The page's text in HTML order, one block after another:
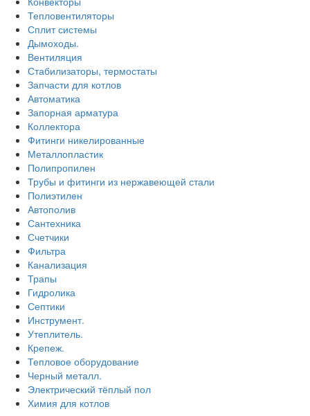
Тепловентиляторы
Сплит системы
Дымоходы.
Вентиляция
Стабилизаторы, термостаты
Запчасти для котлов
Автоматика
Запорная арматура
Коллектора
Фитинги никелированные
Металлопластик
Полипропилен
Трубы и фитинги из нержавеющей стали
Полиэтилен
Автополив
Сантехника
Счетчики
Фильтра
Канализация
Трапы
Гидролика
Септики
Инструмент.
Утеплитель.
Крепеж.
Тепловое оборудование
Черный металл.
Электрический тёплый пол
Химия для котлов